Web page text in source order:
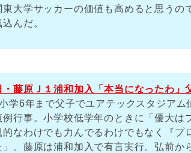
東大学サッカーの価値も高めると思うの
んだ。
・藤原Ｊ１浦和加入「本当になったわ」
学6年まで父子でユアテックスタジアム
例行事。小学校低学年のときに「優大は
的なわけでも力んでるわけでもなく『プ
」。藤原は浦和加入で有言実行。弘前か